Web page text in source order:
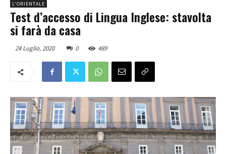
L'ORIENTALE
Test d’accesso di Lingua Inglese: stavolta
si farà da casa
24 Luglio, 2020 0 489